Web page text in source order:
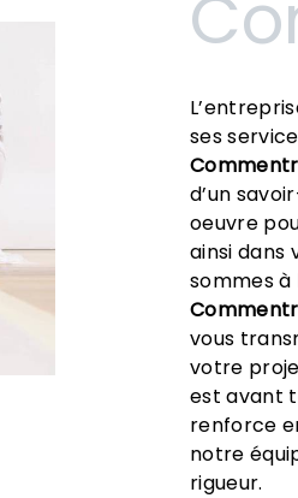
ses
d’un
oeuvre
ainsi dans
sommes à
vous
votre
est avant
renforce
notre
rigueur.